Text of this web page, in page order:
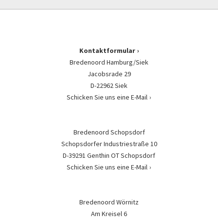
Kontaktformular
Bredenoord Hamburg/Siek
Jacobsrade 29
D-22962 Siek
Schicken Sie uns eine E-Mail
Bredenoord Schopsdorf
Schopsdorfer Industriestraße 10
D-39291 Genthin OT Schopsdorf
Schicken Sie uns eine E-Mail
Bredenoord Wörnitz
Am Kreisel 6